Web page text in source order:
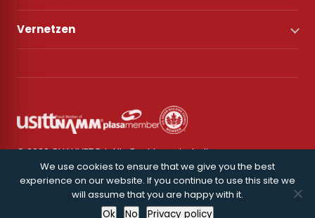
Vernetzen
© 2026 CHAUVET DJ. Alle Rechte vorbehalten.
Datenschutz
We use cookies to ensure that we give you the best
experience on our website. If you continue to use this site we
will assume that you are happy with it.
Ok
No Privacy policy